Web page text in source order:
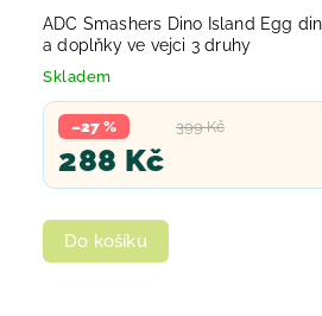
ADC Smashers Dino Island Egg
a doplňky ve vejci 3 druhy
Skladem
399 Kč
–27 %
288 Kč
Do košíku